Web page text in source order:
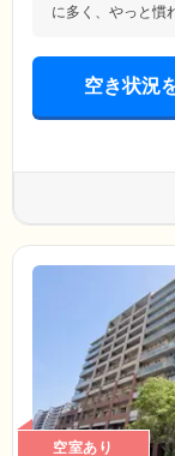
に多く、やっと慣
空き状況
空室あり